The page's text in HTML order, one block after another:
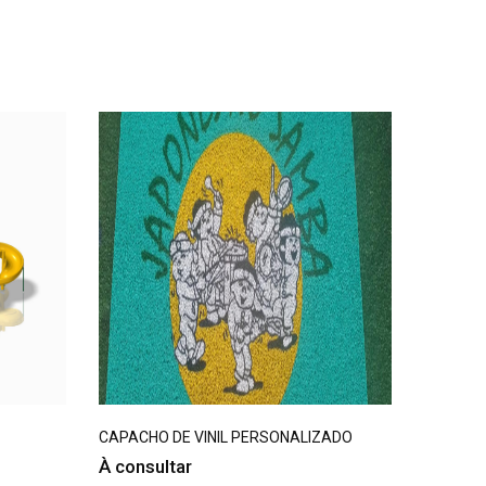
CAPACHO DE VINIL PERSONALIZADO
À consultar